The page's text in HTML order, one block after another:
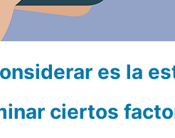
es la
ciertos